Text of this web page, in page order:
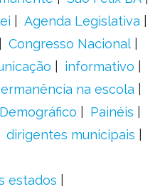
Agenda Legislativa
Congresso Nacional
informativo
na escola
Painéis
dirigentes municipais
estados